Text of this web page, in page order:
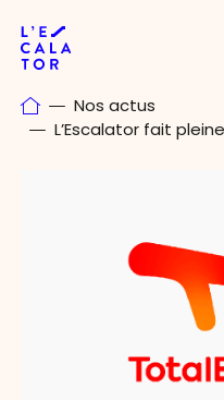
contenu
Nos actus
L’Escalator fait